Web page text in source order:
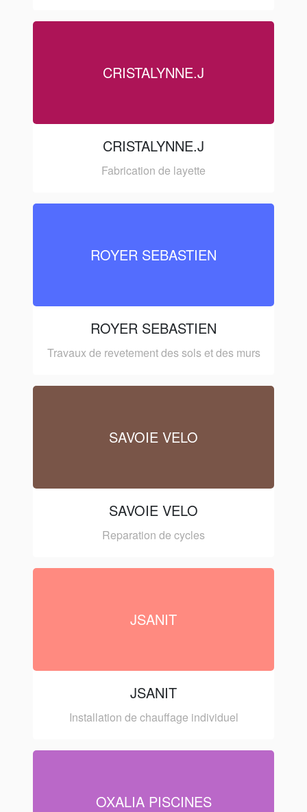
CRISTALYNNE.J
CRISTALYNNE.J
Fabrication de layette
ROYER SEBASTIEN
ROYER SEBASTIEN
Travaux de revetement des sols et des murs
SAVOIE VELO
SAVOIE VELO
Reparation de cycles
JSANIT
JSANIT
Installation de chauffage individuel
OXALIA PISCINES